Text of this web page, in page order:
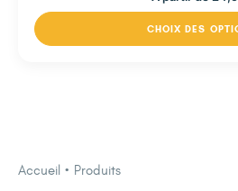
CHOIX DES
Accueil Produits